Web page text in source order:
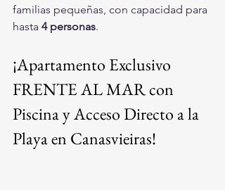
familias pequeñas, con capacidad para
hasta 4 personas.
¡Apartamento Exclusivo
FRENTE AL MAR con
Piscina y Acceso Directo a la
Playa en Canasvieiras!